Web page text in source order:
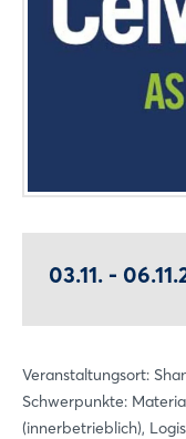
03.11. -
Veranstaltungsort:
Schwerpunkte:
(innerbetrieblich),